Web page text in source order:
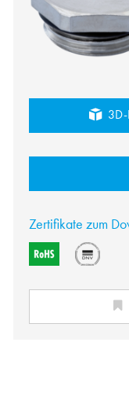
Zertifikate zum